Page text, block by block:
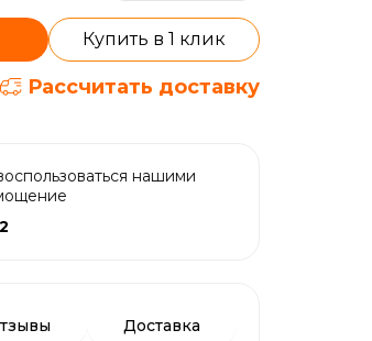
Купить в 1 клик
Рассчитать доставку
нашими
Доставка